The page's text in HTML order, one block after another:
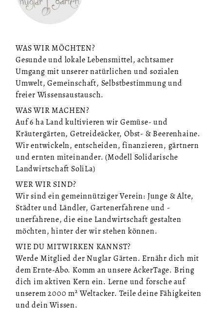
WAS WIR MÖCHTEN?
Gesunde und lokale Lebensmittel, achtsamer
Umgang mit unserer natürlichen und sozialen
Umwelt, Gemeinschaft, Selbstbestimmung und
freier Wissensaustausch.
WAS WIR MACHEN?
Auf 6 ha Land kultivieren wir Gemüse- und
Kräutergärten, Getreideäcker, Obst- & Beerenhaine.
Wir entwickeln, entscheiden, finanzieren, gärtnern
und ernten miteinander. (Modell Solidarische
Landwirtschaft SoliLa)
WER WIR SIND?
Wir sind ein gemeinnütziger Verein: Junge & Alte,
Städter und Ländler, Gartenerfahrene und -
unerfahrene, die eine Landwirtschaft gestalten
möchten, hinter der wir stehen können.
WIE DU MITWIRKEN KANNST?
Werde Mitglied der Nuglar Gärten. Ernähr dich mit
dem Ernte-Abo. Komm an unsere AckerTage. Bring
dich im aktiven Kern ein. Lerne und forsche auf
unserem 2000 m² Weltacker. Teile deine Fähigkeiten
und dein Wissen.